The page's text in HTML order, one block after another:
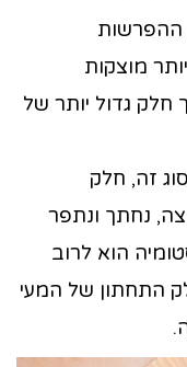
ההפרשות
מוצקות
חלק גדול יותר של
זה, חלק
נחתך ונתפר
הוא לרוב
התחתון של המעי